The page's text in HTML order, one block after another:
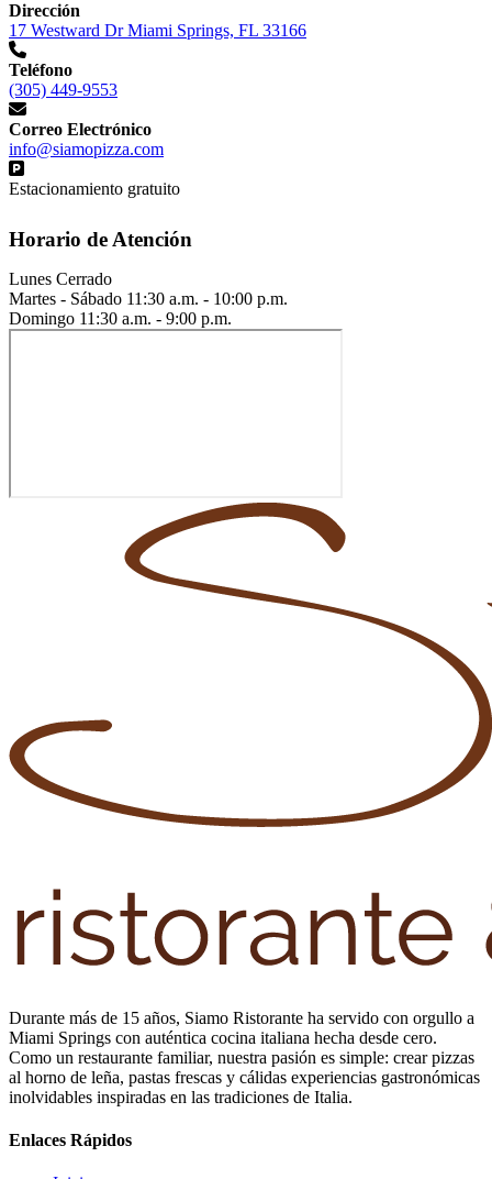
Dirección
17 Westward Dr Miami Springs, FL 33166
Teléfono
(305) 449-9553
Correo Electrónico
info@siamopizza.com
Estacionamiento gratuito
Horario de Atención
Lunes Cerrado
Martes - Sábado 11:30 a.m. - 10:00 p.m.
Domingo 11:30 a.m. - 9:00 p.m.
Durante más de 15 años, Siamo Ristorante ha servido con orgullo a
Miami Springs con auténtica cocina italiana hecha desde cero.
Como un restaurante familiar, nuestra pasión es simple: crear pizzas
al horno de leña, pastas frescas y cálidas experiencias gastronómicas
inolvidables inspiradas en las tradiciones de Italia.
Enlaces Rápidos